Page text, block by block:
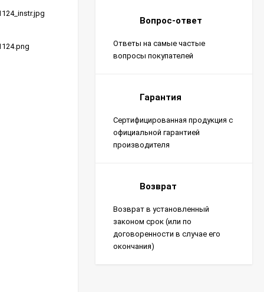
Вопрос-ответ
Ответы на самые частые
вопросы покупателей
Гарантия
Сертифицированная продукция с
официальной гарантией
производителя
Возврат
Возврат в установленный
законом срок (или по
договоренности в случае его
окончания)